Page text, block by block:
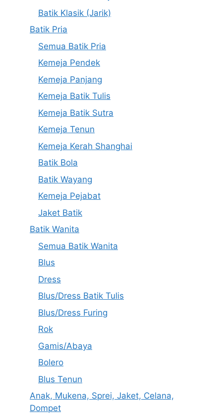
Batik Klasik (Jarik)
Batik Pria
Semua Batik Pria
Kemeja Pendek
Kemeja Panjang
Kemeja Batik Tulis
Kemeja Batik Sutra
Kemeja Tenun
Kemeja Kerah Shanghai
Batik Bola
Batik Wayang
Kemeja Pejabat
Jaket Batik
Batik Wanita
Semua Batik Wanita
Blus
Dress
Blus/Dress Batik Tulis
Blus/Dress Furing
Rok
Gamis/Abaya
Bolero
Blus Tenun
Anak, Mukena, Sprei, Jaket, Celana,
Dompet